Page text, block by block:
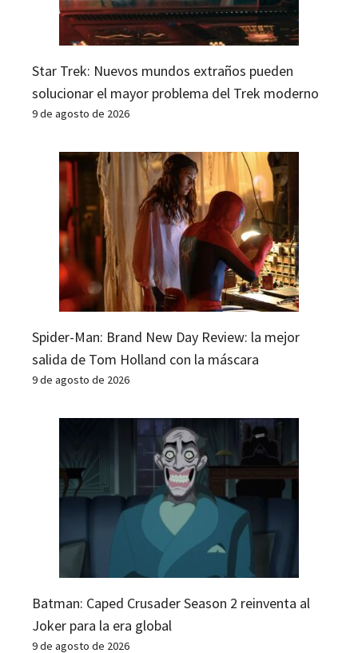
Star Trek: Nuevos mundos extraños pueden
solucionar el mayor problema del Trek moderno
9 de agosto de 2026
Spider-Man: Brand New Day Review: la mejor
salida de Tom Holland con la máscara
9 de agosto de 2026
Batman: Caped Crusader Season 2 reinventa al
Joker para la era global
9 de agosto de 2026